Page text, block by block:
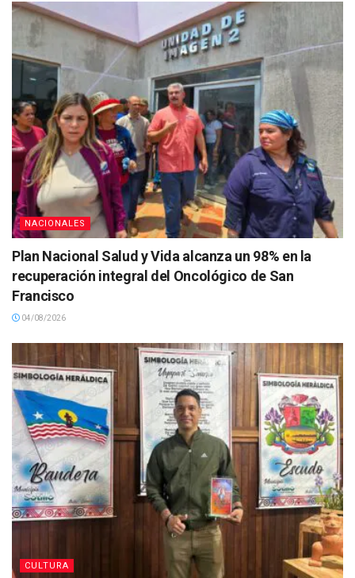
NACIONALES
Plan Nacional Salud y Vida alcanza un 98% en la
recuperación integral del Oncológico de San
Francisco
04/08/2026
CULTURA